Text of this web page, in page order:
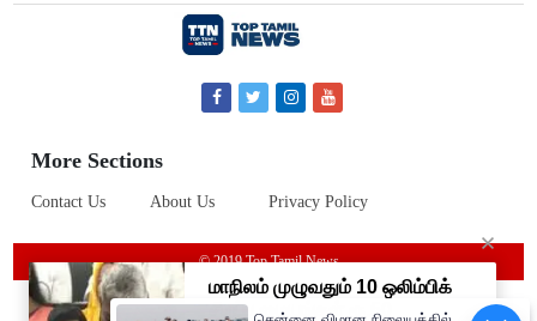
More Sections
Contact Us About Us Privacy Policy
© 2019 Top Tamil News